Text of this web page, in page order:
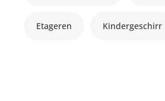
Etageren Kindergeschirr